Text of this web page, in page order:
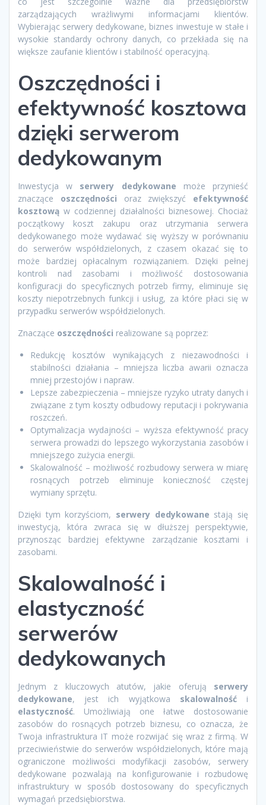
zarządzających wrażliwymi informacjami klientów.
Wybierając serwery dedykowane, biznes inwestuje w stałe i
wysokie standardy ochrony danych, co przekłada się na
większe zaufanie klientów i stabilność operacyjną.
Oszczędności i
efektywność kosztowa
dzięki serwerom
dedykowanym
Inwestycja w serwery dedykowane może przynieść
znaczące oszczędności oraz zwiększyć efektywność
kosztową w codziennej działalności biznesowej. Chociaż
początkowy koszt zakupu oraz utrzymania serwera
dedykowanego może wydawać się wyższy w porównaniu
do serwerów współdzielonych, z czasem okazać się to
może bardziej opłacalnym rozwiązaniem. Dzięki pełnej
kontroli nad zasobami i możliwość dostosowania
konfiguracji do specyficznych potrzeb firmy, eliminuje się
koszty niepotrzebnych funkcji i usług, za które płaci się w
przypadku serwerów współdzielonych.
Znaczące oszczędności realizowane są poprzez:
Redukcję kosztów wynikających z niezawodności i
stabilności działania – mniejsza liczba awarii oznacza
mniej przestojów i napraw.
Lepsze zabezpieczenia – mniejsze ryzyko utraty danych i
związane z tym koszty odbudowy reputacji i pokrywania
roszczeń.
Optymalizacja wydajności – wyższa efektywność pracy
serwera prowadzi do lepszego wykorzystania zasobów i
mniejszego zużycia energii.
Skalowalność – możliwość rozbudowy serwera w miarę
rosnących potrzeb eliminuje konieczność częstej
wymiany sprzętu.
Dzięki tym korzyściom, serwery dedykowane stają się
inwestycją, która zwraca się w dłuższej perspektywie,
przynosząc bardziej efektywne zarządzanie kosztami i
zasobami.
Skalowalność i
elastyczność
serwerów
dedykowanych
Jednym z kluczowych atutów, jakie oferują serwery
dedykowane, jest ich wyjątkowa skalowalnośći
elastyczność. Umożliwiają one łatwe dostosowanie
zasobów do rosnących potrzeb biznesu, co oznacza, że
Twoja infrastruktura IT może rozwijać się wraz z firmą. W
przeciwieństwie do serwerów współdzielonych, które mają
ograniczone możliwości modyfikacji zasobów, serwery
dedykowane pozwalają na konfigurowanie i rozbudowę
infrastruktury w sposób dostosowany do specyficznych
wymagań przedsiębiorstwa.